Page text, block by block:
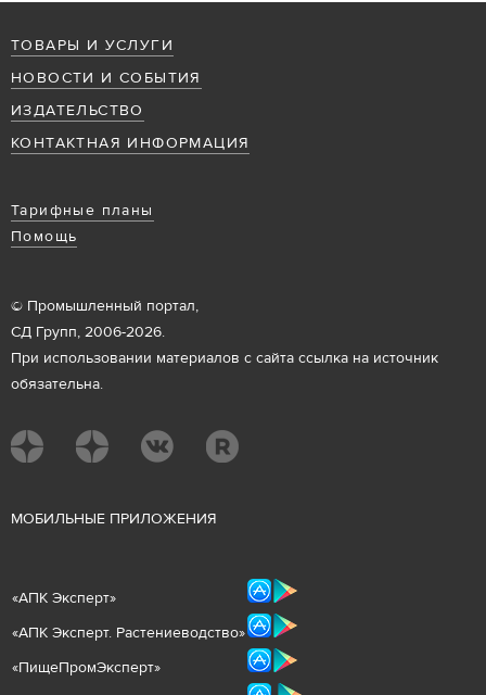
ТОВАРЫ И УСЛУГИ
НОВОСТИ И СОБЫТИЯ
ИЗДАТЕЛЬСТВО
КОНТАКТНАЯ ИНФОРМАЦИЯ
Тарифные планы
Помощь
© Промышленный портал,
СД Групп, 2006-2026.
При использовании материалов с сайта ссылка на источник
обязательна.
МОБИЛЬНЫЕ ПРИЛОЖЕНИЯ
«АПК Эксперт»
«АПК Эксперт. Растениеводство»
«ПищеПромЭксперт»